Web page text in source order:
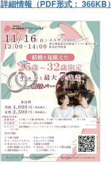
詳細情報（PDF形式： 366KB）